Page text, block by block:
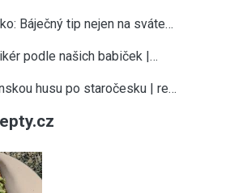
Báječný tip nejen na sváte…
podle našich babiček |…
husu po staročesku | re…